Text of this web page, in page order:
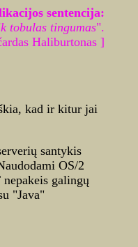
sentencija:
tobulas tingumas".
Haliburtonas ]
kad ir kitur jai
santykis
OS/2
galingų
"Java"